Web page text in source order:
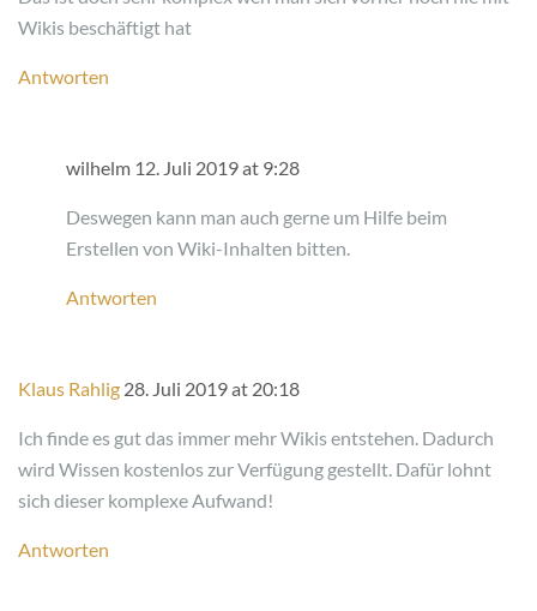
Wikis beschäftigt hat
Antworten
wilhelm 12. Juli 2019 at 9:28
Deswegen kann man auch gerne um Hilfe beim
Erstellen von Wiki-Inhalten bitten.
Antworten
Klaus Rahlig 28. Juli 2019 at 20:18
Ich finde es gut das immer mehr Wikis entstehen. Dadurch
wird Wissen kostenlos zur Verfügung gestellt. Dafür lohnt
sich dieser komplexe Aufwand!
Antworten